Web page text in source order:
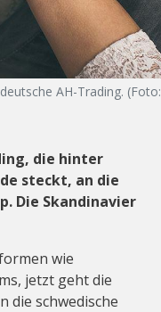
AH-Trading. (Foto:
die hinter
steckt, an die
Die Skandinavier
wie
jetzt geht die
die schwedische